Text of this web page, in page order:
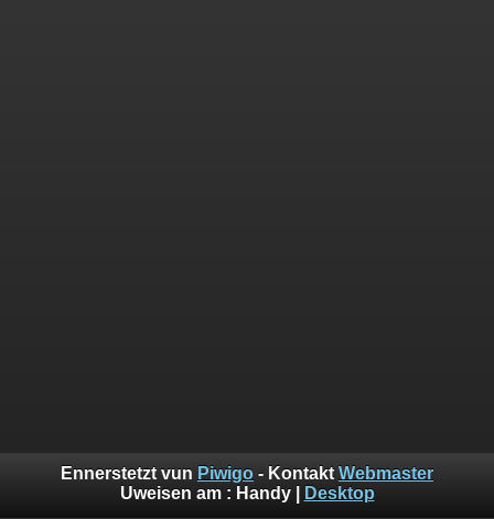
Ennerstetzt vun Piwigo - Kontakt Webmaster
Uweisen am : Handy| Desktop